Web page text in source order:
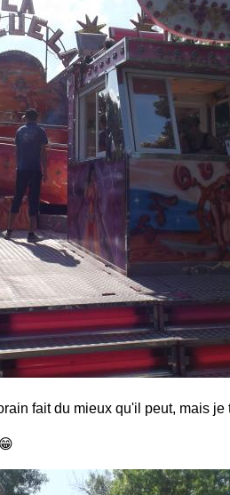
fait du mieux qu'il peut, mais je